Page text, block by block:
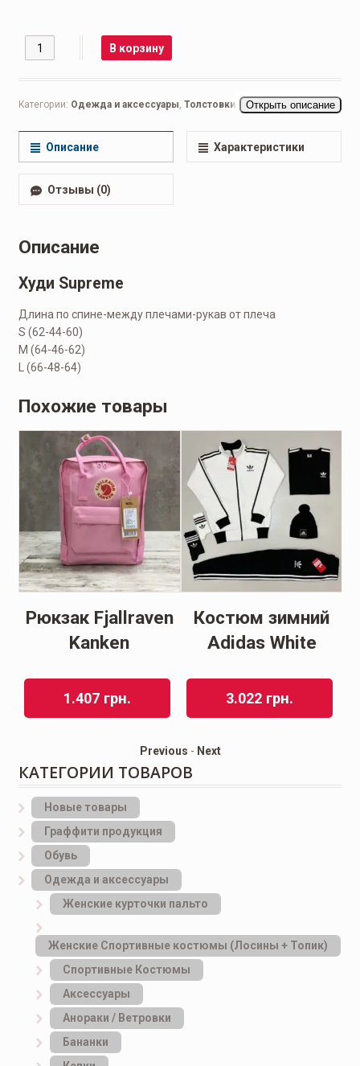
Количество В корзину
Категории: Одежда и аксессуары Толстовки Открыть описание
Описание Характеристики
Отзывы (0)
Описание
Худи Supreme
Длина по спине-между плечами-рукав от плеча
S (62-44-60)
M (64-46-62)
L (66-48-64)
Похожие товары
Рюкзак Fjallraven
Kanken
1.407 грн.
Костюм зимний
Adidas White
3.022 грн.
Previous - Next
КАТЕГОРИИ ТОВАРОВ
Новые товары
Граффити продукция
Обувь
Одежда и аксессуары
Женские курточки пальто
Женские Спортивные костюмы (Лосины + Топик)
Спортивные Костюмы
Аксессуары
Анораки / Ветровки
Бананки